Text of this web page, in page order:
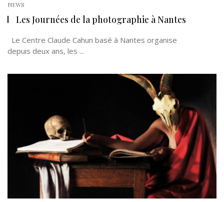
NEWS
Les Journées de la photographie à Nantes
Le Centre Claude Cahun basé à Nantes organise
depuis deux ans, les ...